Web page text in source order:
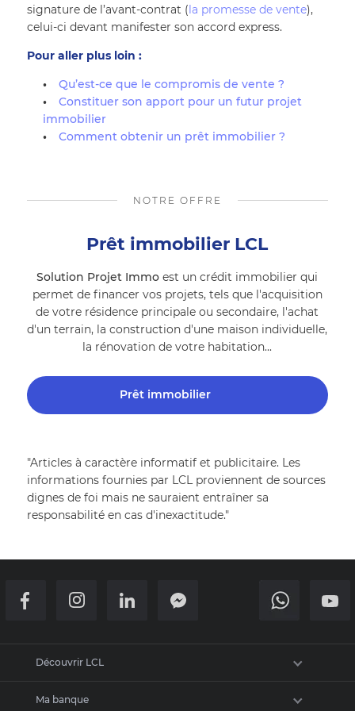
signature de l’avant-contrat (la promesse de vente),
celui-ci devant manifester son accord express.
Pour aller plus loin :
Qu’est-ce que le compromis de vente ?
Constituer son apport pour un futur projet
immobilier
Comment obtenir un prêt immobilier ?
NOTRE OFFRE
Prêt immobilier LCL
Solution Projet Immo est un crédit immobilier qui
permet de financer vos projets, tels que l'acquisition
de votre résidence principale ou secondaire, l'achat
d'un terrain, la construction d'une maison individuelle,
la rénovation de votre habitation...
Prêt immobilier
"Articles à caractère informatif et publicitaire. Les
informations fournies par LCL proviennent de sources
dignes de foi mais ne sauraient entraîner sa
responsabilité en cas d'inexactitude."
Découvrir LCL
Actualités
Ma banque